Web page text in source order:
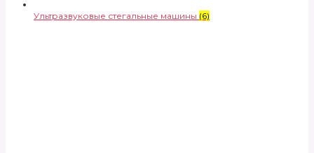
Ультразвуковые стегальные машины (6)